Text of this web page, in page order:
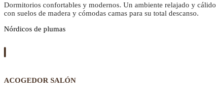
Dormitorios confortables y modernos. Un ambiente relajado y cálido
con suelos de madera y cómodas camas para su total descanso.
Nórdicos de plumas
ACOGEDOR SALÓN